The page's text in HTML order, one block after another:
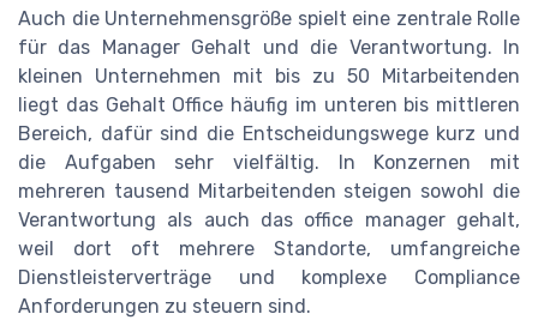
Auch die Unternehmensgröße spielt eine zentrale Rolle
für das Manager Gehalt und die Verantwortung. In
kleinen Unternehmen mit bis zu 50 Mitarbeitenden
liegt das Gehalt Office häufig im unteren bis mittleren
Bereich, dafür sind die Entscheidungswege kurz und
die Aufgaben sehr vielfältig. In Konzernen mit
mehreren tausend Mitarbeitenden steigen sowohl die
Verantwortung als auch das office manager gehalt,
weil dort oft mehrere Standorte, umfangreiche
Dienstleisterverträge und komplexe Compliance
Anforderungen zu steuern sind.